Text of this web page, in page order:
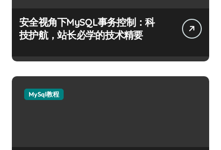
安全视角下MySQL事务控制：科
技护航，站长必学的技术精要
MySql教程